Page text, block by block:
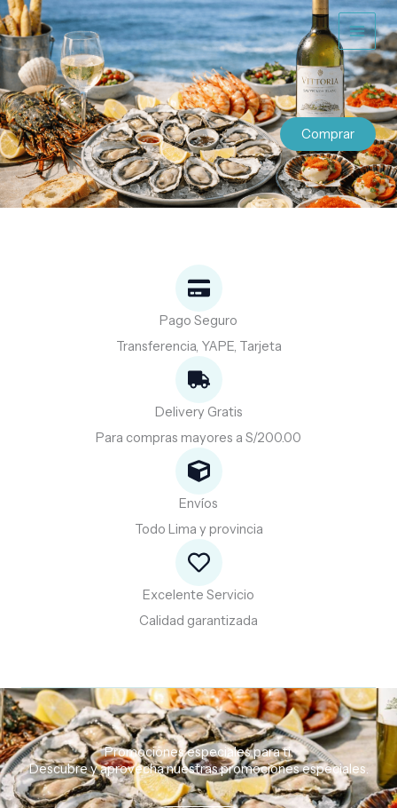
al
contenido
Comprar
Pago Seguro
Transferencia, YAPE, Tarjeta
Delivery Gratis
Para compras mayores a S/200.00
Envíos
Todo Lima y provincia
Excelente Servicio
Calidad garantizada
Promociones especiales para ti.
Descubreyaprovechanuestraspromocionesespeciales.